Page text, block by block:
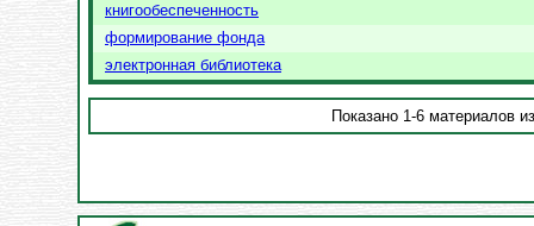
книгообеспеченность
формирование фонда
электронная библиотека
Показано 1-6 материалов